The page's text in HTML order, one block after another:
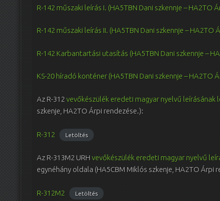
R-142 műszaki leírás I. (HA5TBN Dani szkennje – HA2TO
R-142 műszaki leírás II. (HA5TBN Dani szkennje – HA2TO
R-142 Karbantartási utasítás (HA5TBN Dani szkennje –
KS-20 híradó konténer (HA5TBN Dani szkennje – HA2TO
Az R-312 vevőkészülék eredeti magyar nyelvű
szkenje, HA2TO Árpi rendezése.):
R-312 Letöltés
Az R-313M2 URH vevőkészülék eredeti magyar nyelvű
egynéhány oldala (HA5CBM Miklós szkenje, HA2TO Árpi
R-312M2 Letöltés